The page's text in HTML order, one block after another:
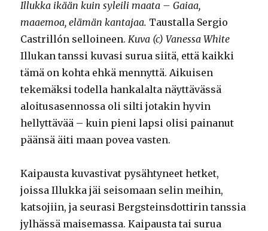
Illukka ikään kuin syleili maata – Gaiaa,
maaemoa, elämän kantajaa. Taustalla Sergio
Castrillón selloineen.Kuva (c) Vanessa White
Illukan tanssi kuvasi surua siitä, että kaikki
tämä on kohta ehkä mennyttä. Aikuisen
tekemäksi todella hankalalta näyttävässä
aloitusasennossa oli silti jotakin hyvin
hellyttävää – kuin pieni lapsi olisi painanut
päänsä äiti maan povea vasten.
Kaipausta kuvastivat pysähtyneet hetket,
joissa Illukka jäi seisomaan selin meihin,
katsojiin, ja seurasi Bergsteinsdottirin tanssia
jylhässä maisemassa. Kaipausta tai surua